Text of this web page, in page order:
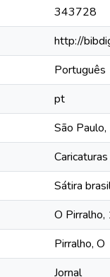
343728
http://
Português
pt
São
Sátira
O
Pirralho, O
Jornal